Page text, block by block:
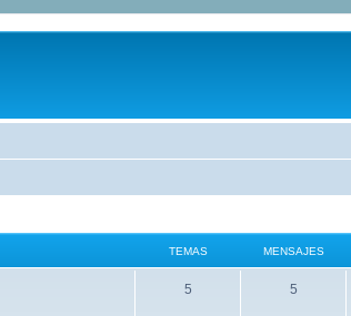
TEMAS MENSAJES
5 5